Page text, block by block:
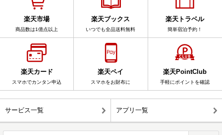
楽天市場
商品数は1億点以上
楽天ブックス
いつでも全品送料無料
楽天トラベル
簡単宿泊予約！
楽天カード
スマホでカンタン申込
楽天ペイ
スマホをお財布に
楽天PointClub
手軽にポイントを確認
サービス一覧 アプリ一覧